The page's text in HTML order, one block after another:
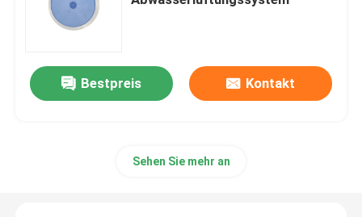
Schlammentwässerungsmaschine
Bestpreis Kontakt
Sehen Sie mehr an